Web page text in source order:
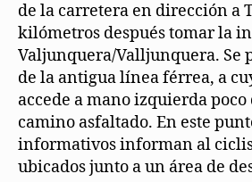
de la carretera en dirección a
kilómetros después tomar la
Valjunquera/Valljunquera. Se
de la antigua línea férrea, a
accede a mano izquierda
camino asfaltado. En este
informativos informan al
ubicados junto a un área de